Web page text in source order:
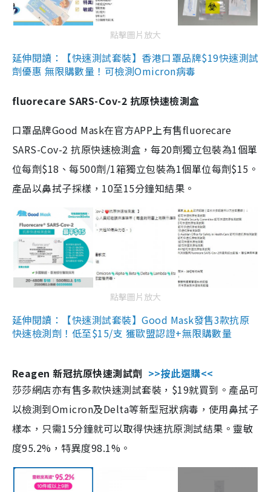
點擊圖片放大
延伸閱讀：【快速測試套裝】香港口罩品牌$19快速測試
劑優惠 無限購數量！可檢測Omicron病毒
fluorecare SARS-Cov-2 抗原快速檢測盒
口罩品牌Good Mask在官方APP上有售fluorecare
SARS-Cov-2 抗原快速檢測盒，每20劑獨立包裝為1個單
位每劑$18、每500劑/1箱獨立包裝為1個單位每劑$15。
產品以鼻拭子採樣，10至15分鐘知結果。
點擊圖片放大
延伸閱讀：【快速測試套裝】Good Mask發售3款抗原
快速檢測劑！低至$15/支 獲歐盟認證+無限購數量
Reagen 新冠抗原快速測試劑 >>按此選購<<
莎莎網店亦有售多款快速測試套裝，$19就買到。產品可
以檢測到Omicron及Delta等新型冠狀病毒，使用鼻拭子
樣本，只需15分鐘就可以取得快速抗原測試結果。靈敏
度95.2%，特異度98.1%。